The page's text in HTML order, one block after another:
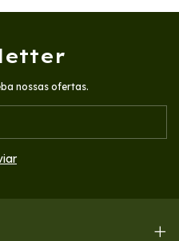
nossas ofertas.